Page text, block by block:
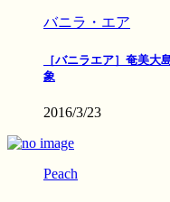
バニラ・エア
［バニラエア］奄美
象
2016/3/23
Peach